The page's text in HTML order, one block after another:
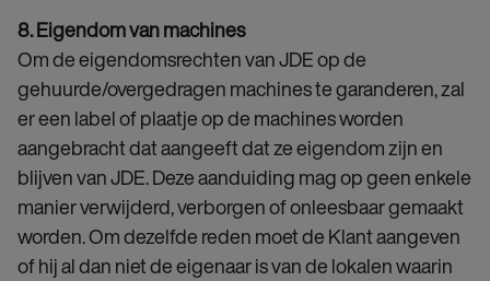
8. Eigendom van machines
Om de eigendomsrechten van JDE op de
gehuurde/overgedragen machines te garanderen, zal
er een label of plaatje op de machines worden
aangebracht dat aangeeft dat ze eigendom zijn en
blijven van JDE. Deze aanduiding mag op geen enkele
manier verwijderd, verborgen of onleesbaar gemaakt
worden. Om dezelfde reden moet de Klant aangeven
of hij al dan niet de eigenaar is van de lokalen waarin